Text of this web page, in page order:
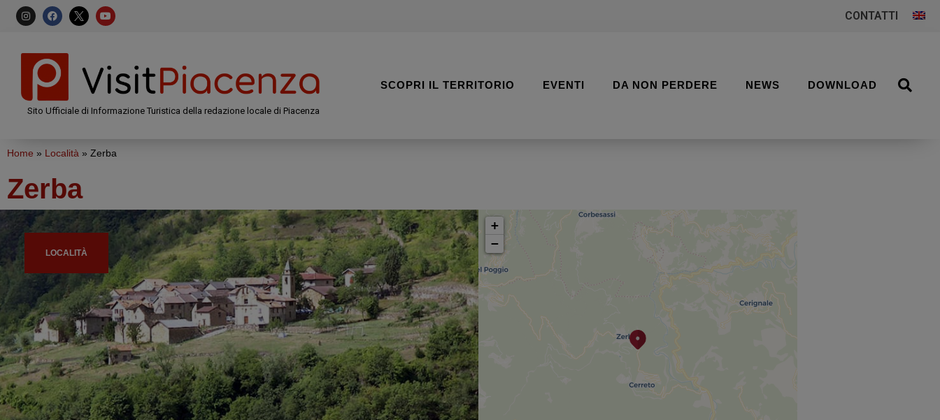
CONTATTI
Sito Ufficiale di Informazione Turistica della redazione locale di Piacenza
SCOPRI IL TERRITORIO EVENTI DA NON PERDERE NEWS DOWNLOAD
Home » Località » Zerba
Zerba
LOCALITÀ
+
−